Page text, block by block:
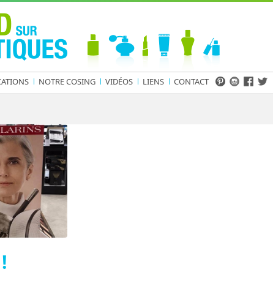
NOTRE COSING VIDÉOS LIENS CONTACT